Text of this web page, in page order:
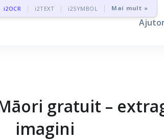
i2OCR i2TEXT i2SYMBOL Mai mult »
gratuit –
imagini